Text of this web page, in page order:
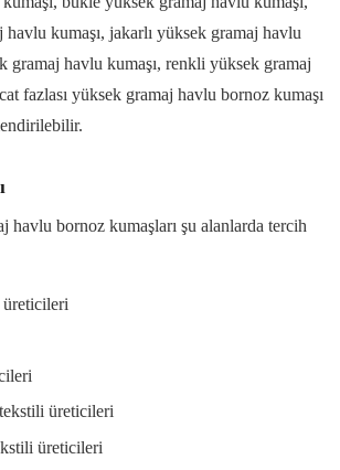
kumaşı, jakarlı yüksek gramaj havlu
gramaj havlu kumaşı, renkli yüksek gramaj
fazlası yüksek gramaj havlu bornoz kumaşı
havlu bornoz kumaşları şu alanlarda tercih
üreticileri
üreticileri